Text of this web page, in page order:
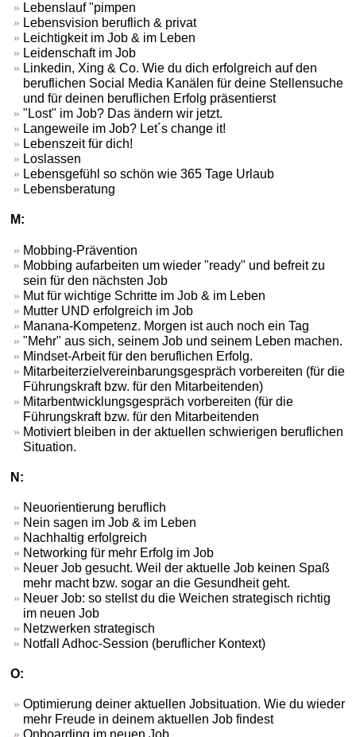
Lebenslauf "pimpen
Lebensvision beruflich & privat
Leichtigkeit im Job & im Leben
Leidenschaft im Job
Linkedin, Xing & Co. Wie du dich erfolgreich auf den
beruflichen Social Media Kanälen für deine Stellensuche
und für deinen beruflichen Erfolg präsentierst
"Lost" im Job? Das ändern wir jetzt.
Langeweile im Job? Let´s change it!
Lebenszeit für dich!
Loslassen
Lebensgefühl so schön wie 365 Tage Urlaub
Lebensberatung
M:
Mobbing-Prävention
Mobbing aufarbeiten um wieder "ready" und befreit zu
sein für den nächsten Job
Mut für wichtige Schritte im Job & im Leben
Mutter UND erfolgreich im Job
Manana-Kompetenz. Morgen ist auch noch ein Tag
"Mehr" aus sich, seinem Job und seinem Leben machen.
Mindset-Arbeit für den beruflichen Erfolg.
Mitarbeiterzielvereinbarungsgespräch vorbereiten (für die
Führungskraft bzw. für den Mitarbeitenden)
Mitarbentwicklungsgespräch vorbereiten (für die
Führungskraft bzw. für den Mitarbeitenden
Motiviert bleiben in der aktuellen schwierigen beruflichen
Situation.
N:
Neuorientierung beruflich
Nein sagen im Job & im Leben
Nachhaltig erfolgreich
Networking für mehr Erfolg im Job
Neuer Job gesucht. Weil der aktuelle Job keinen Spaß
mehr macht bzw. sogar an die Gesundheit geht.
Neuer Job: so stellst du die Weichen strategisch richtig
im neuen Job
Netzwerken strategisch
Notfall Adhoc-Session (beruflicher Kontext)
O:
Optimierung deiner aktuellen Jobsituation. Wie du wieder
mehr Freude in deinem aktuellen Job findest